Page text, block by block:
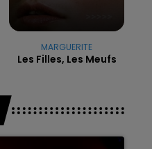
MARGUERITE
Les Filles, Les Meufs